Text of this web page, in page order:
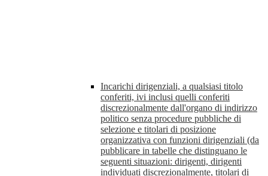
Incarichi dirigenziali, a qualsiasi titolo
conferiti, ivi inclusi quelli conferiti
discrezionalmente dall'organo di indirizzo
politico senza procedure pubbliche di
selezione e titolari di posizione
organizzativa con funzioni dirigenziali (da
pubblicare in tabelle che distinguano le
seguenti situazioni: dirigenti, dirigenti
individuati discrezionalmente, titolari di